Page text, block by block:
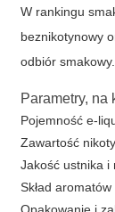
W rankingu
beznikotynowy
odbiór smakowy.
Parametry, na
Pojemność e-
Zawartość
Jakość ustnika i
Skład